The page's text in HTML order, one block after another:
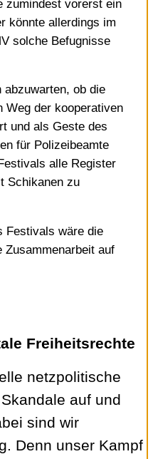
zumindest vorerst ein
könnte allerdings im
solche Befugnisse
abzuwarten, ob die
Weg der kooperativen
und als Geste des
für Polizeibeamte
alle Register
Schikanen zu
Festivals wäre die
auf
Freiheitsrechte
netzpolitische
auf und
sind wir
Denn unser Kampf